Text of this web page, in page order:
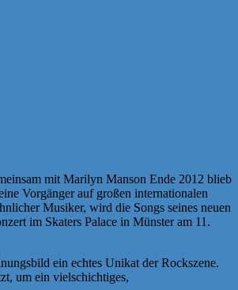
mit Marilyn Manson Ende 2012 blieb
Vorgänger auf großen internationalen
Musiker, wird die Songs seines neuen
im Skaters Palace in Münster am 11.
ein echtes Unikat der Rockszene.
um ein vielschichtiges,